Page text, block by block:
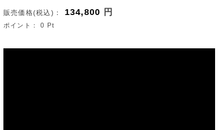
販売価格(税込)： 134,800 円
ポイント：0 Pt